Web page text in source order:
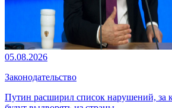
05.08.2026
Законодательство
Путин расширил список нарушений, за